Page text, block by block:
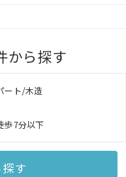
から探す
ート/木造
歩7分以下
す